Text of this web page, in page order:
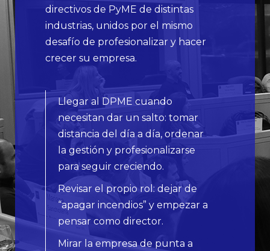
directivos de PyME de distintas
industrias, unidos por el mismo
desafío de profesionalizar y hacer
crecer su empresa.
Llegar al DPME cuando
necesitan dar un salto: tomar
distancia del día a día, ordenar
la gestión y profesionalizarse
para seguir creciendo.
Revisar el propio rol: dejar de
“apagar incendios” y empezar a
pensar como director.
Mirar la empresa de punta a